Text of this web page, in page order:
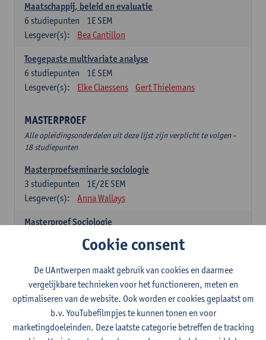
Maatschappij, beleid en evaluatie
1E SEM
6 studiepunten
Lesgever(s):
Bea Cantillon
Toegepaste multivariate analyse
1E SEM
6 studiepunten
Lesgever(s):
Elke Claessens Gert Thielemans
MASTERPROEF
Alle opleidingsonderdelen uit deze lijst zijn verplicht te volgen -
18 studiepunten
Masterproefseminarie sociologie
1E/2E SEM
3 studiepunten
Lesgever(s):
Anna Wallays
Masterproef Sociologie
2E SEM
- NNB
SPECIALISATIE SOCIOLOGIE - twee clusters te
kiezen uit onderstaande lijst (24sp)
Specialisatiecluster Arbeid
Alle opleidingsonderdelen uit deze lijst zijn verplicht te volgen -
12 studiepunten
Cookie consent
De UAntwerpen maakt gebruik van cookies en daarmee
vergelijkbare technieken voor het functioneren, meten en
optimaliseren van de website. Ook worden er cookies geplaatst om
b.v. YouTubefilmpjes te kunnen tonen en voor
marketingdoeleinden. Deze laatste categorie betreffen de tracking